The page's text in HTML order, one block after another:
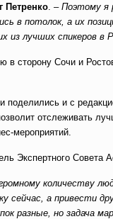
Петренко. –Поэтому я
в потолок, а их
лучших спикеров в
в сторону Сочи и
поделились и с
отслеживать
мероприятий.
Экспертного
количеству
а привести
разные, но задача